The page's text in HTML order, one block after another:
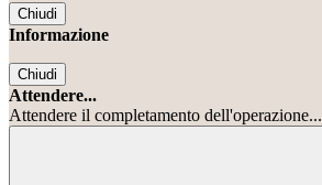
Chiudi
Informazione
Chiudi
Attendere...
Attendere il completamento dell'operazione...